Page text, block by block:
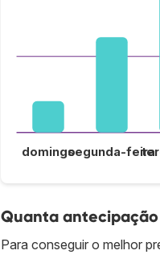
domingosegunda-feira
Quanta antecipação
Para conseguir o melhor